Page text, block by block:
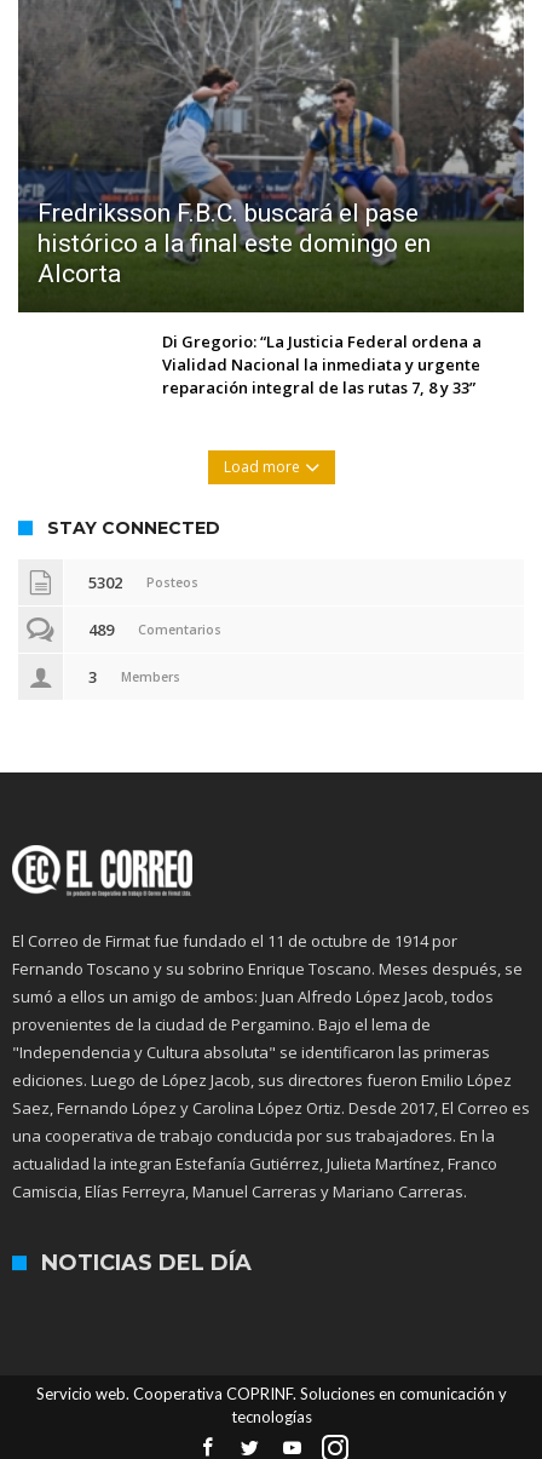
Fredriksson F.B.C. buscará el pase
histórico a la final este domingo en
Alcorta
Di Gregorio: “La Justicia Federal ordena a
Vialidad Nacional la inmediata y urgente
reparación integral de las rutas 7, 8 y 33”
Load more
STAY CONNECTED
5302 Posteos
489 Comentarios
3 Members
El Correo de Firmat fue fundado el 11 de octubre de 1914 por
Fernando Toscano y su sobrino Enrique Toscano. Meses después, se
sumó a ellos un amigo de ambos: Juan Alfredo López Jacob, todos
provenientes de la ciudad de Pergamino. Bajo el lema de
"Independencia y Cultura absoluta" se identificaron las primeras
ediciones. Luego de López Jacob, sus directores fueron Emilio López
Saez, Fernando López y Carolina López Ortiz. Desde 2017, El Correo es
una cooperativa de trabajo conducida por sus trabajadores. En la
actualidad la integran Estefanía Gutiérrez, Julieta Martínez, Franco
Camiscia, Elías Ferreyra, Manuel Carreras y Mariano Carreras.
NOTICIAS DEL DÍA
Servicio web. Cooperativa COPRINF. Soluciones en comunicación y
tecnologías